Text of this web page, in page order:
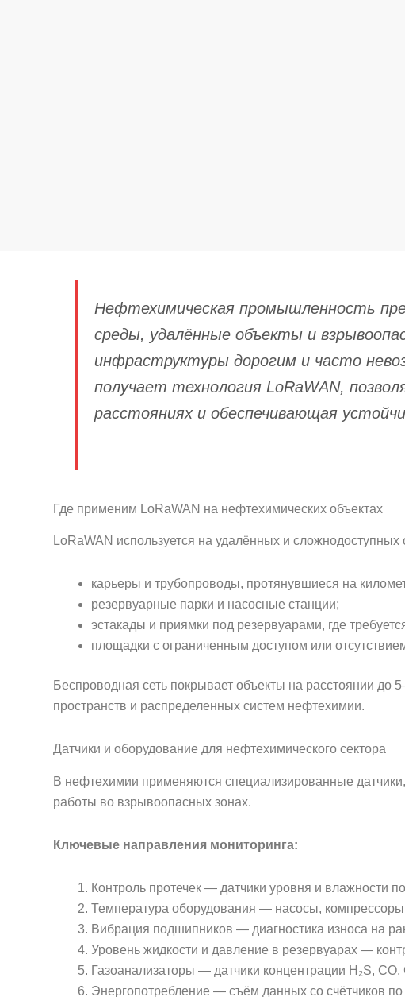
Нефтехимическая промышленность
среды, удалённые объекты и
инфраструктуры дорогим и часто
получает технология LoRaWAN,
расстояниях и обеспечивающая
Где применим LoRaWAN на нефтехимических объектах
LoRaWAN используется на удалённых и
карьеры и трубопроводы, протянувшиеся на
резервуарные парки и насосные станции;
эстакады и приямки под резервуарами, где
площадки с ограниченным доступом или
Беспроводная сеть покрывает объекты на расстоянии до
пространств и распределенных систем нефтехимии.
Датчики и оборудование для нефтехимического сектора
В нефтехимии применяются специализированные
работы во взрывоопасных зонах.
Ключевые направления мониторинга:
Контроль протечек — датчики уровня и влажности
Температура оборудования — насосы,
Вибрация подшипников — диагностика износа на
Уровень жидкости и давление в резервуарах —
Газоанализаторы — датчики концентрации H₂S,
Энергопотребление — съём данных со счётчиков